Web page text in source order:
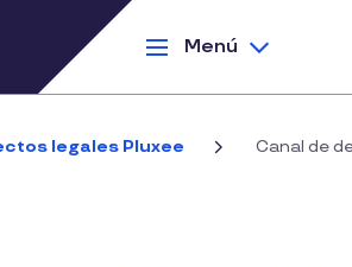
Menú
legales Pluxee Canal de